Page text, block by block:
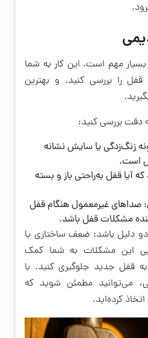
مهم است. این کار به شما
را بررسی کنید. و بهترین
دقت بررسی کنید:
زنگ‌زدگی یا سایش نشانه
است.
آیا قفل به‌راحتی باز و بسته
غیرمعمول هنگام قفل
مشکلات قفل باشد.
دلیل باشد: ضعف ساختاری یا
این مشکلات به شما کمک
قفل جدید جلوگیری کنید. با
می‌توانید مطمئن شوید که
کرده‌اید.